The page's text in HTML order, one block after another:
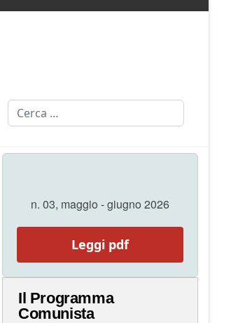
Cerca
n. 03, maggio - giugno 2026
Leggi pdf
Il Programma
Comunista